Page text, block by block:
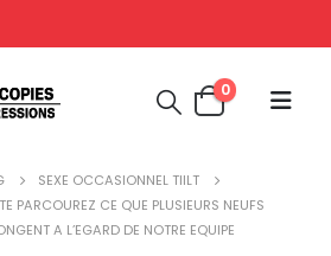
0
SEXE OCCASIONNEL TIILT
PARCOUREZ CE QUE PLUSIEURS NEUFS
A L’EGARD DE NOTRE EQUIPE